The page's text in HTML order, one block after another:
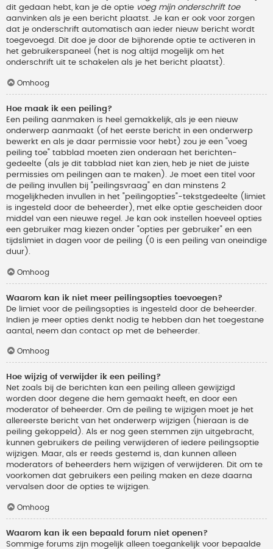
dit gedaan hebt, kan je de optie voeg mijn onderschrift toe
aanvinken als je een bericht plaatst. Je kan er ook voor zorgen
dat je onderschrift automatisch aan ieder nieuw bericht wordt
toegevoegd. Dit doe je door de bijhorende optie te activeren in
het gebruikerspaneel (het is nog altijd mogelijk om het
onderschrift uit te schakelen als je het bericht plaatst).
Omhoog
Hoe maak ik een peiling?
Een peiling aanmaken is heel gemakkelijk, als je een nieuw
onderwerp aanmaakt (of het eerste bericht in een onderwerp
bewerkt en als je daar permissie voor hebt) zou je een "voeg
peiling toe" tabblad moeten zien onderaan het berichten-
gedeelte (als je dit tabblad niet kan zien, heb je niet de juiste
permissies om peilingen aan te maken). Je moet een titel voor
de peiling invullen bij "peilingsvraag" en dan minstens 2
mogelijkheden invullen in het "peilingopties"-tekstgedeelte (limiet
is ingesteld door de beheerder), met elke optie gescheiden door
middel van een nieuwe regel. Je kan ook instellen hoeveel opties
een gebruiker mag kiezen onder "opties per gebruiker" en een
tijdslimiet in dagen voor de peiling (0 is een peiling van oneindige
duur).
Omhoog
Waarom kan ik niet meer peilingsopties toevoegen?
De limiet voor de peilingsopties is ingesteld door de beheerder.
Indien je meer opties denkt nodig te hebben dan het toegestane
aantal, neem dan contact op met de beheerder.
Omhoog
Hoe wijzig of verwijder ik een peiling?
Net zoals bij de berichten kan een peiling alleen gewijzigd
worden door degene die hem gemaakt heeft, en door een
moderator of beheerder. Om de peiling te wijzigen moet je het
allereerste bericht van het onderwerp wijzigen (hieraan is de
peiling gekoppeld). Als er nog geen stemmen zijn uitgebracht,
kunnen gebruikers de peiling verwijderen of iedere peilingsoptie
wijzigen. Maar, als er reeds gestemd is, dan kunnen alleen
moderators of beheerders hem wijzigen of verwijderen. Dit om te
voorkomen dat gebruikers een peiling maken en deze daarna
vervalsen door de opties te wijzigen.
Omhoog
Waarom kan ik een bepaald forum niet openen?
Sommige forums zijn mogelijk alleen toegankelijk voor bepaalde